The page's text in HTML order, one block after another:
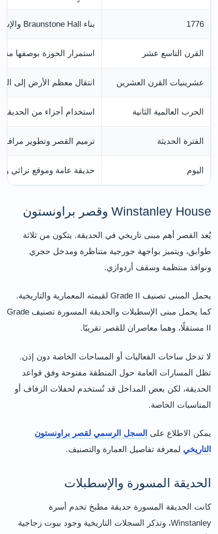
1776 بناء Braunstone Hall والإسطبلات والحديقة المسورة
القرن التاسع عشر استمرار الحوزة بوصفها
عشرينيات القرن العشرين انتقال معظم الأرض إلى
الحرب العالمية الثانية استخدام أجزاء من
الفترة الحديثة ترميم القصر وتطوير
اليوم حديقة عامة وموقع تراثي
Winstanley House وقصر براونستون
يُعد القصر أهم مبنى تاريخي في الحديقة. يتكون من ثلاثة
طوابق، ويتميز بواجهة جورجية متناظرة ومدخل حجري
ونوافذ منتظمة وسقف أردوازي.
يحمل المبنى تصنيف Grade II لقيمته المعمارية والتاريخية.
كما يحمل مبنى الإسطبلات والحديقة المسورة تصنيف Grade
لا تدخل ساحات الفعاليات أو المساحات الخاصة دون إذن.
تظل المسارات العامة حول المنطقة مفتوحة وفق قواعد
الحديقة، لكن بعض المداخل قد تُستخدم لحفلات الزفاف أو
المناسبات الخاصة.
يمكن الاطلاع على السجل الرسمي لقصر براونستون
التاريخي لمعرفة تفاصيل العمارة والتصنيف.
الحديقة المسورة والإسطبلات
كانت الحديقة المسورة حديقة مطبخ تخدم أسرة
Winstanley، وتذكر السجلات التاريخية وجود بيوت زجاجية